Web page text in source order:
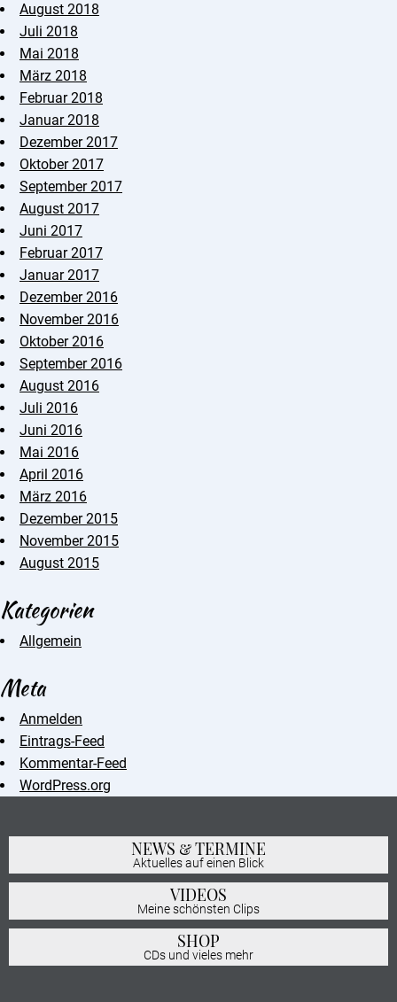
August 2018
Juli 2018
Mai 2018
März 2018
Februar 2018
Januar 2018
Dezember 2017
Oktober 2017
September 2017
August 2017
Juni 2017
Februar 2017
Januar 2017
Dezember 2016
November 2016
Oktober 2016
September 2016
August 2016
Juli 2016
Juni 2016
Mai 2016
April 2016
März 2016
Dezember 2015
November 2015
August 2015
Kategorien
Allgemein
Meta
Anmelden
Eintrags-Feed
Kommentar-Feed
WordPress.org
NEWS & TERMINE
Aktuelles auf einen Blick
VIDEOS
Meine schönsten Clips
SHOP
CDs und vieles mehr